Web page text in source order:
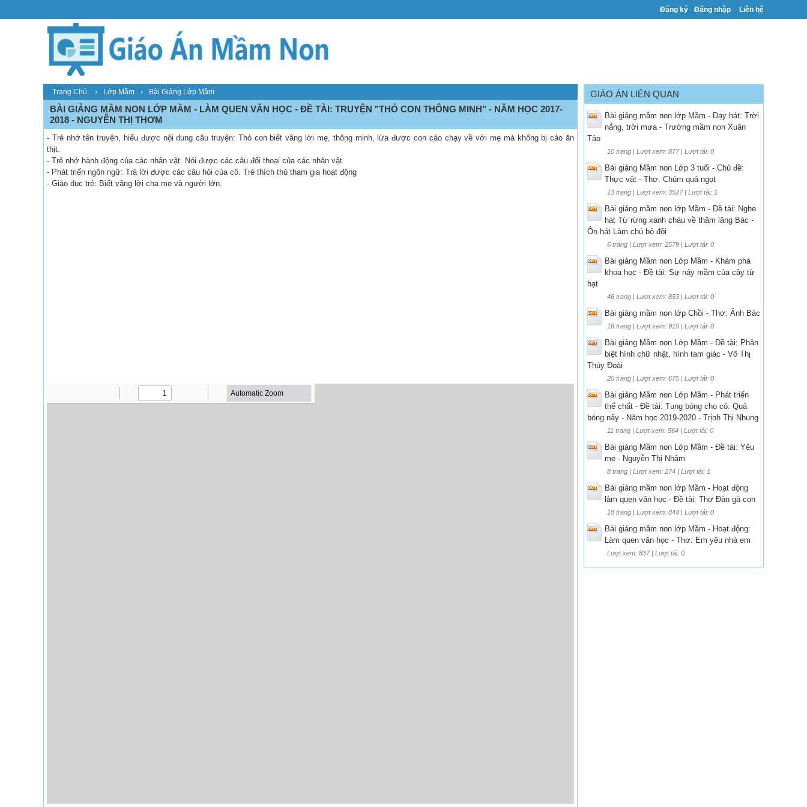
Đăng ký Đăng nhập Liên hệ
Trang Chủ › Lớp Mầm › Bài Giảng Lớp Mầm
BÀI GIẢNG MẦM NON LỚP MẦM - LÀM QUEN VĂN HỌC - ĐỀ TÀI: TRUYỆN "THỎ CON THÔNG MINH" - NĂM HỌC 2017-
2018 - NGUYỄN THỊ THƠM
- Trẻ nhớ tên truyện, hiểu được nội dung câu truyện: Thỏ con biết vâng lời mẹ, thông minh, lừa được con cáo chạy về với mẹ mà không bị cáo ăn
thịt.
- Trẻ nhớ hành động của các nhân vật. Nói được các câu đối thoại của các nhân vật
- Phát triển ngôn ngữ: Trả lời được các câu hỏi của cô. Trẻ thích thú tham gia hoạt động
- Giáo dục trẻ: Biết vâng lời cha mẹ và người lớn.
GIÁO ÁN LIÊN QUAN
Bài giảng mầm non lớp Mầm - Dạy hát: Trời
nắng, trời mưa - Trường mầm non Xuân
Tảo
10 trang | Lượt xem: 877 | Lượt tải: 0
Bài giảng Mầm non Lớp 3 tuổi - Chủ đề:
Thực vật - Thơ: Chùm quả ngọt
13 trang | Lượt xem: 3527 | Lượt tải: 1
Bài giảng mầm non lớp Mầm - Đề tài: Nghe
hát Từ rừng xanh cháu về thăm lăng Bác -
Ôn hát Làm chú bộ đội
6 trang | Lượt xem: 2579 | Lượt tải: 0
Bài giảng Mầm non Lớp Mầm - Khám phá
khoa học - Đề tài: Sự nảy mầm của cây từ
hạt
46 trang | Lượt xem: 853 | Lượt tải: 0
Bài giảng mầm non lớp Chồi - Thơ: Ảnh Bác
16 trang | Lượt xem: 910 | Lượt tải: 0
Bài giảng Mầm non Lớp Mầm - Đề tài: Phân
biệt hình chữ nhật, hình tam giác - Võ Thị
Thúy Đoài
20 trang | Lượt xem: 675 | Lượt tải: 0
Bài giảng Mầm non Lớp Mầm - Phát triển
thể chất - Đề tài: Tung bóng cho cô. Quả
bóng nảy - Năm học 2019-2020 - Trịnh Thị Nhung
11 trang | Lượt xem: 564 | Lượt tải: 0
Bài giảng Mầm non Lớp Mầm - Đề tài: Yêu
mẹ - Nguyễn Thị Nhâm
8 trang | Lượt xem: 274 | Lượt tải: 1
Bài giảng mầm non lớp Mầm - Hoạt động
làm quen văn học - Đề tài: Thơ Đàn gà con
18 trang | Lượt xem: 844 | Lượt tải: 0
Bài giảng mầm non lớp Mầm - Hoạt động:
Làm quen văn học - Thơ: Em yêu nhà em
Lượt xem: 837 | Lượt tải: 0